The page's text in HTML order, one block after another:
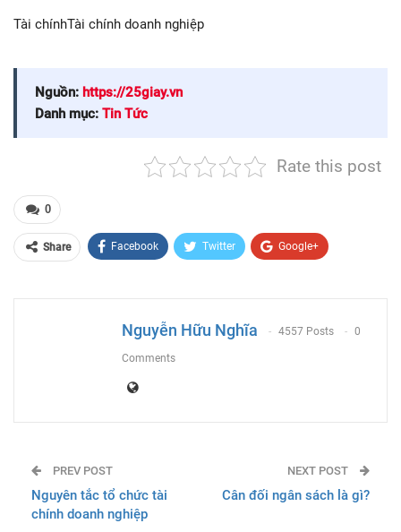
Tài chínhTài chính doanh nghiệp
Nguồn: https://25giay.vn
Danh mục: Tin Tức
Rate this post
0
Share Facebook Twitter Google+
Nguyễn Hữu Nghĩa 4557 Posts 0
Comments
PREV POST
Nguyên tắc tổ chức tài
chính doanh nghiệp
NEXT POST
Cân đối ngân sách là gì?